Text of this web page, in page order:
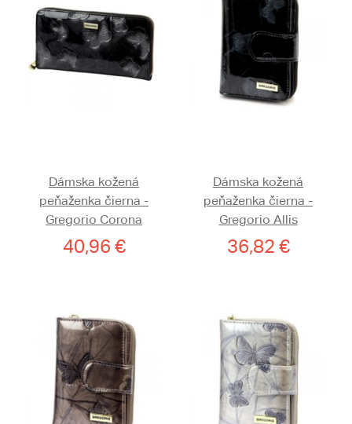
Dámska kožená
peňaženka čierna -
Gregorio Corona
40,96 €
Dámska kožená
peňaženka čierna -
Gregorio Allis
36,82 €